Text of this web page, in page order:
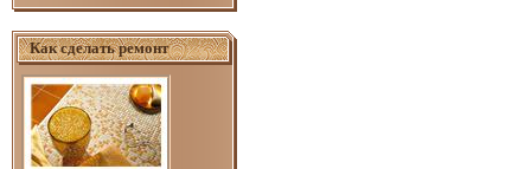
Как сделать ремонт